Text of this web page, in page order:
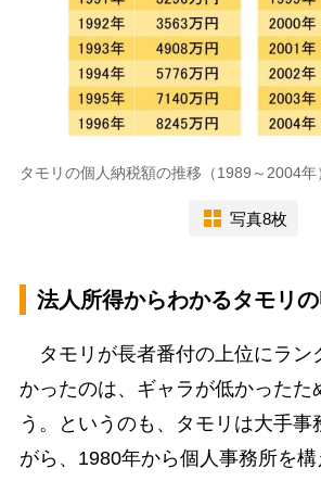
タモリの個人納税額の推移（1989～2004年
写真8枚
法人所得からわかるタモリ
タモリが長者番付の上位にラン
かったのは、ギャラが低かったた
う。というのも、タモリは大手事
がら、1980年から個人事務所を